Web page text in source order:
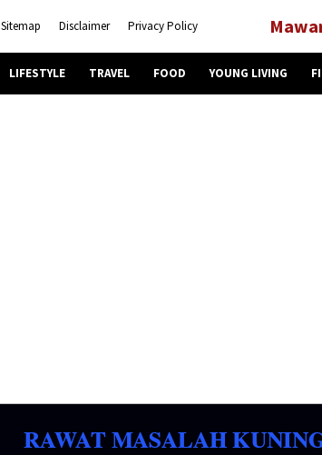
Sitemap Disclaimer Privacy Policy
LIFESTYLE TRAVEL FOOD YOUNG LIVING